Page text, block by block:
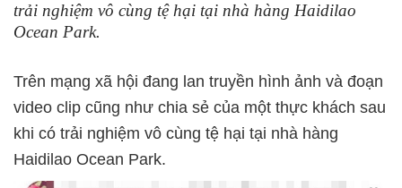
trải nghiệm vô cùng tệ hại tại nhà hàng Haidilao
Ocean Park.
Trên mạng xã hội đang lan truyền hình ảnh và đoạn
video clip cũng như chia sẻ của một thực khách sau
khi có trải nghiệm vô cùng tệ hại tại nhà hàng
Haidilao Ocean Park.